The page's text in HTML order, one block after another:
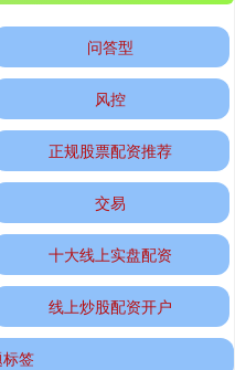
+0.10 +0.04%
问答型
风控
正规股票配资推荐
交易
十大线上实盘配资
线上炒股配资开户
签